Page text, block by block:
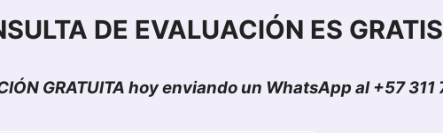
DE EVALUACIÓN ES
GRATUITA hoy enviando un WhatsApp al +57